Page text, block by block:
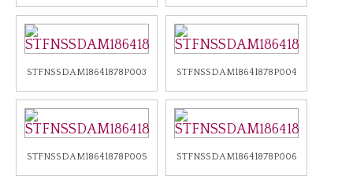
STFNSSDAM18641878P003 STFNSSDAM18641878P004
STFNSSDAM18641878P005 STFNSSDAM18641878P006